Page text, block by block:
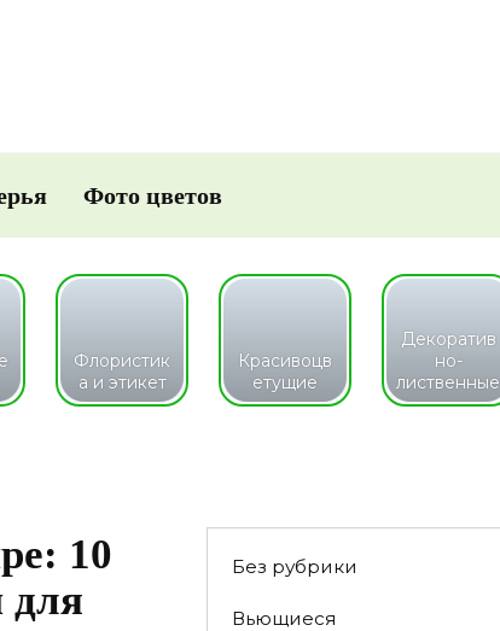
Фото цветов
Флористик
а и этикет
Красивоцв
етущие
Декоратив
но-
лиственные
10
для
Без рубрики
Вьющиеся